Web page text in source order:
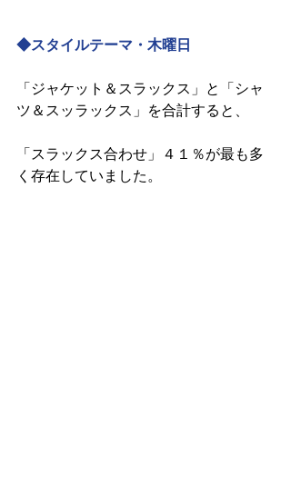
◆スタイルテーマ・木曜日
「ジャケット＆スラックス」と「シャ
ツ＆スッラックス」を合計すると、
「スラックス合わせ」４１％が最も多
く存在していました。